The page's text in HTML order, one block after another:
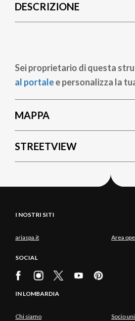
pane
DESCRIZIONE
Sei proprietario di questa
al portalee personalizza la
MAPPA
STREETVIEW
I NOSTRI SITI
ariaspa.it Area
SOCIAL
IN LOMBARDIA
Chi siamo Socio